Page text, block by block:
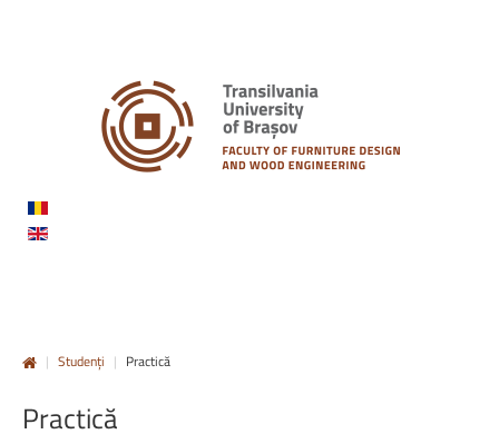
| Studenți | Practică
Practică